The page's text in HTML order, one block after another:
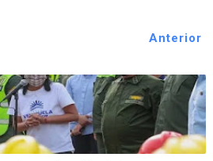
Anterior